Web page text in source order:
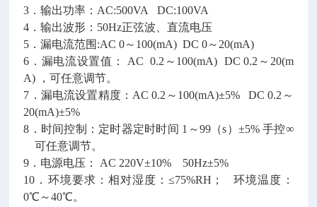
3．输出功率：AC:500VA DC:100VA
4．输出波形：50Hz正弦波、直流电压
5．漏电流范围:AC 0～100(mA) DC 0～20(mA)
6．漏电流设置值： AC 0.2～100(mA) DC 0.2～20(m
A) ，可任意调节。
7．漏电流设置精度：AC 0.2～100(mA)±5% DC 0.2～
20(mA)±5%
8．时间控制：定时器定时时间 1～99（s）±5% 手控∞
可任意调节。
9．电源电压： AC 220V±10% 50Hz±5%
10．环境要求：相对湿度：≤75%RH； 环境温度：
0℃～40℃。